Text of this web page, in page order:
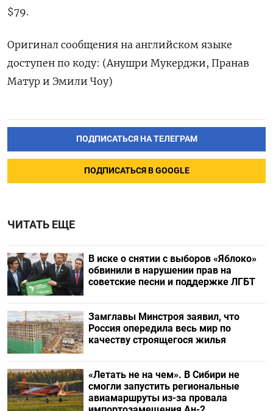
$79.
Оригинал сообщения на английском языке
доступен ‌по коду: (Анушри Мукерджи, Пранав
Матур и Эмили Чоу)
ПОДПИСАТЬСЯ НА ТЕЛЕГРАМ
ПОДПИСАТЬСЯ В GOOGLE
ЧИТАТЬ ЕЩЕ
В иске о снятии с выборов «Яблоко»
обвинили в нарушении прав на
советские песни и поддержке ЛГБТ
Замглавы Минстроя заявил, что
Россия опередила весь мир по
качеству строящегося жилья
«Летать не на чем». В Сибири не
смогли запустить региональные
авиамаршруты из-за провала